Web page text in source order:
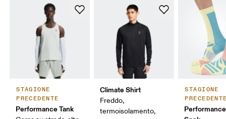
STAGIONE
PRECEDENTE
Performance Tank
Climate Shirt
Freddo,
termoisolamento,
STAGIONE